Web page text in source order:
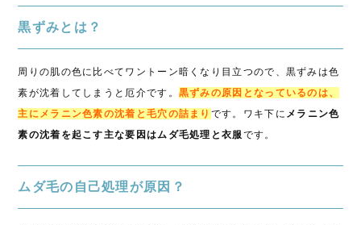
黒ずみとは？
周りの肌の色に比べてワントーン暗くなり目立つので、黒ずみは色
素が沈着してしまうと厄介です。 黒ずみの原因となっているのは、
主にメラニン色素の沈着と毛穴の詰まり です。ワキ下に メラニン色
素の沈着を起こす主な要因はムダ毛処理と衣服です。
ムダ毛の自己処理が原因？